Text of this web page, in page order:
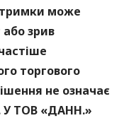
може
зрив
торгового
не означає
У ТОВ «ДАНН.»